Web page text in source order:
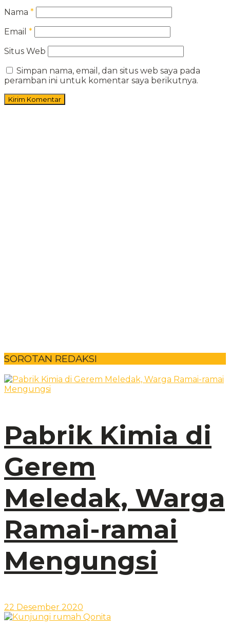
Nama *
Email *
Situs Web
Simpan nama, email, dan situs web saya pada
peramban ini untuk komentar saya berikutnya.
SOROTAN REDAKSI
Pabrik Kimia di
Gerem
Meledak, Warga
Ramai-ramai
Mengungsi
22 Desember 2020